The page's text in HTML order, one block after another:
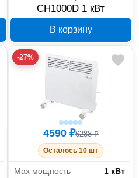
CH1000D 1 кВт
В корзину
-27%
4590 ₽6288 ₽
Осталось 10 шт
Max мощность
1 кВт